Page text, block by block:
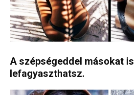
A szépségeddel másokat is
lefagyaszthatsz.